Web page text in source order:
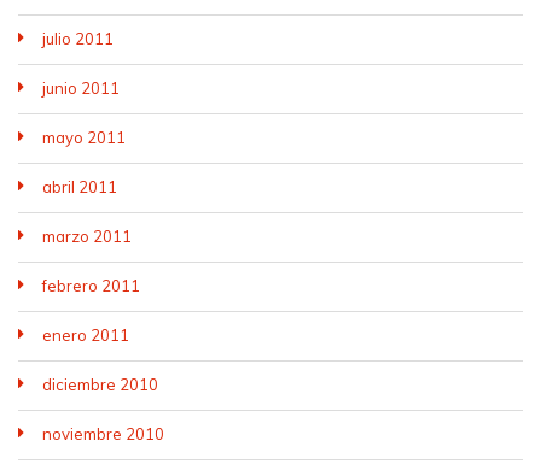
julio 2011
junio 2011
mayo 2011
abril 2011
marzo 2011
febrero 2011
enero 2011
diciembre 2010
noviembre 2010